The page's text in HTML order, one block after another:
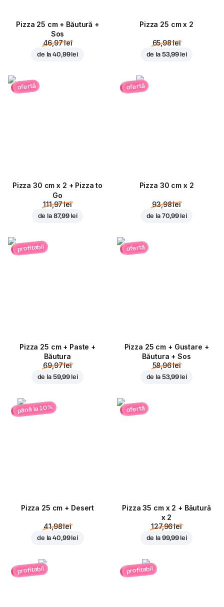
Pizza 25 cm + Băutură +
Sos
46,97 lei
de la40,99 lei
Pizza 25 cm x 2
65,98 lei
de la 53,99 lei
ofertă
Pizza 30 cm x 2 + Pizza to
Go
111,97 lei
de la 87,99 lei
ofertă
Pizza 30 cm x 2
93,98 lei
de la 70,99 lei
profitabil
Pizza 25 cm + Paste +
Băutura
69,97 lei
de la 59,99 lei
ofertă
Pizza 25 cm + Gustare +
Băutura + Sos
58,96 lei
de la 53,99 lei
până la 10%
Pizza 25 cm + Desert
41,98 lei
de la40,99 lei
ofertă
Pizza 35 cm x 2 + Băutură
x 2
127,96 lei
de la 99,99 lei
profitabil profitabil